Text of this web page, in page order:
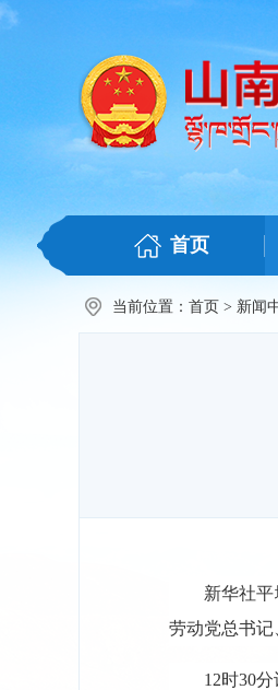
首页
当前位置： 首页 > 新闻
新华社
劳动党总书记
12时30